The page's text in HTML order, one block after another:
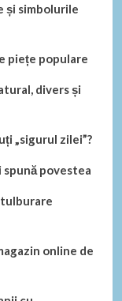
și simbolurile
piețe populare
divers și
„sigurul zilei”?
spună povestea
online de